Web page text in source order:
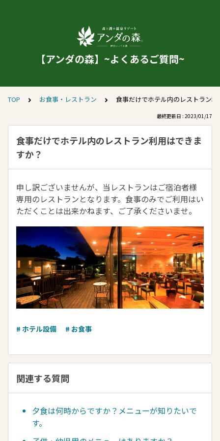
【アンダの森】~よくあるご質問~
TOP お食事・レストラン 食事だけでホテル内のレストラン
最終更新日 : 2023/01/17
食事だけでホテル内のレストラン利用はできま
すか？
申し訳ございませんが、当レストランはご宿泊者様
専用のレストランとなります。食事のみでご利用はい
ただくことは出来かねます、ご了承くださいませ。
# ホテル設備 # お食事
関連する質問
夕食は何時からですか？メニューが知りたいで
す。